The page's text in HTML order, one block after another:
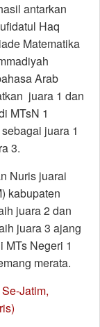
antarkan
Haq
Matematika
Arab
juara 1 dan
MTsN 1
juara 1
3.
Nuris juarai
kabupaten
juara 2 dan
juara 3 ajang
MTs Negeri 1
merata.
Jatim,